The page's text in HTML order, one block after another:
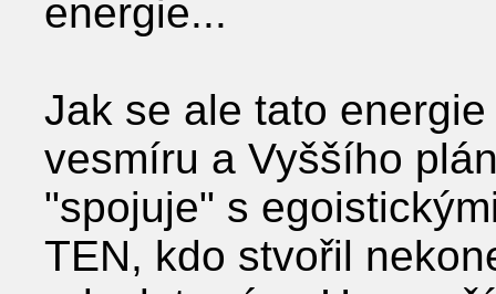
energie...
Jak se ale tato
vesmíru a Vyššího
"spojuje" s
TEN, kdo stvořil